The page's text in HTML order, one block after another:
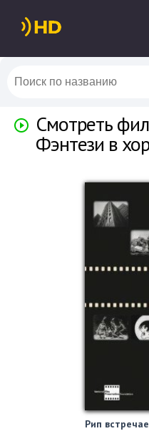
Смотреть
Фэнтези в
Рип